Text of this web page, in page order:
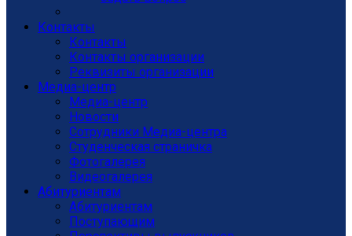
Контакты
Контакты
Контакты организации
Реквизиты организации
Медиа-центр
Медиа-центр
Новости
Сотрудники Медиа-центра
Студенческая страничка
Фотогалерея
Видеогалерея
Абитуриентам
Абитуриентам
Поступающим